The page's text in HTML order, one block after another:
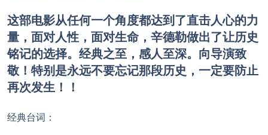
这部电影从任何一个角度都达到了直击人心的力
量，面对人性，面对生命，辛德勒做出了让历史
铭记的选择。经典之至，感人至深。向导演致
敬！特别是永远不要忘记那段历史，一定要防止
再次发生！！
经典台词：